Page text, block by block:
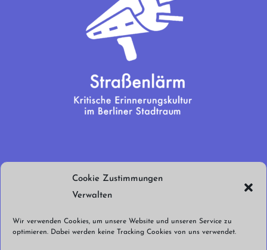
Cookie Zustimmungen
Verwalten
Wir verwenden Cookies, um unsere Website und unseren Service zu
optimieren. Dabei werden keine Tracking Cookies von uns verwendet.
euren Support!
Jetzt spenden!